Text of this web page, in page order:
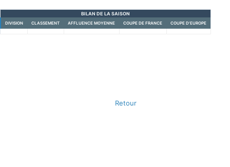
BILAN DE LA SAISON
DIVISION CLASSEMENT AFFLUENCE MOYENNE COUPE DE FRANCE COUPE D'EUROPE
Retour